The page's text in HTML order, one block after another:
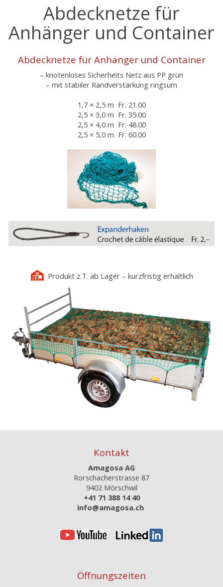
Abdecknetze für
Anhänger und Container
Abdecknetze für Anhänger und Container
– knotenloses Sicherheits Netz aus PP grün
– mit stabiler Randverstärkung ringsum
1,7 × 2,5 m Fr. 21.00
2,5 × 3,0 m Fr. 35.00
2,5 × 4,0 m Fr. 48.00
2,5 × 5,0 m Fr. 60.00
Produkt z.T. ab Lager – kurzfristig erhältlich
Kontakt
Amagosa AG
Rorschacherstrasse 87
9402 Mörschwil
+41 71 388 14 40
info@amagosa.ch
Öffnungszeiten